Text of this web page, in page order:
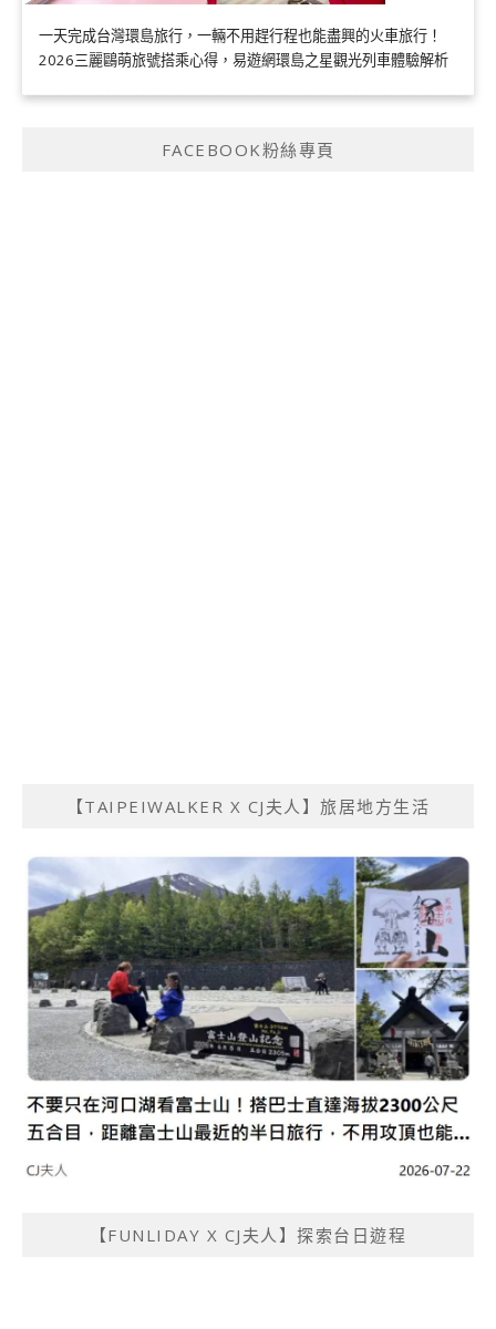
一天完成台灣環島旅行，一輛不用趕行程也能盡興的火車旅行！
2026三麗鷗萌旅號搭乘心得，易遊網環島之星觀光列車體驗解析
FACEBOOK粉絲專頁
【TAIPEIWALKER X CJ夫人】旅居地方生活
【FUNLIDAY X CJ夫人】探索台日遊程